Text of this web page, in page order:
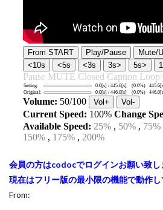
会員の方はcodocでログインお願い致し
現在はフリー版の最小限の機能で動作し
From: